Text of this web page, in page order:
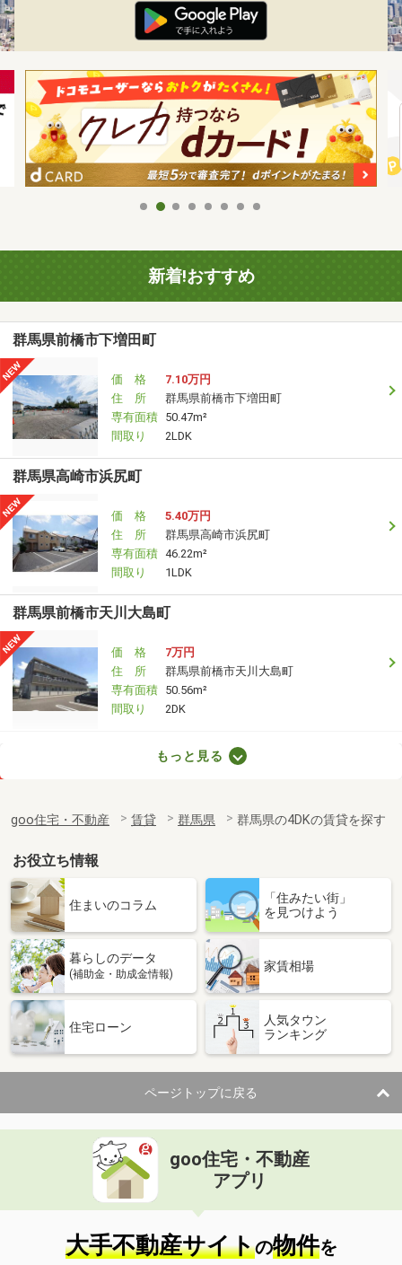
新着!おすすめ
群馬県前橋市下増田町
価 格
7.10万円
住 所
群馬県前橋市下増田町
専有面積 50.47m²
間取り
2LDK
群馬県高崎市浜尻町
価 格
5.40万円
住 所
群馬県高崎市浜尻町
専有面積 46.22m²
間取り
1LDK
群馬県前橋市天川大島町
価 格
7万円
住 所
群馬県前橋市天川大島町
専有面積 50.56m²
間取り
2DK
専有面積
22m²
群馬県前橋市野中町
5.70万円
群馬県前橋市野中町
専有面積
間取り
2LDK
群馬県高崎市福島町
価 格
4.20万円
専有面積 32.9m²
間取り
ワンルーム
群馬県高崎市菅谷町
価 格
群馬県高崎市菅谷町
専有面積
33.2m²
間取り
1K
もっと見る
goo住宅・不動産 賃貸 群馬県 群馬県の4DKの賃貸を探す
お役立ち情報
住まいのコラム
「住みたい街」
を見つけよう
暮らしのデータ
(補助金・助成金情報)
家賃相場
住宅ローン
人気タウン
ランキング
ページトップに戻る
goo住宅・不動産
アプリ
大手不動産サイトの物件を